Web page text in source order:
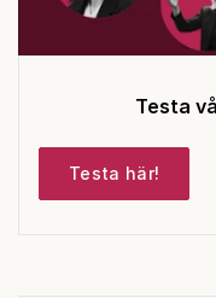
Testa
Testa här!